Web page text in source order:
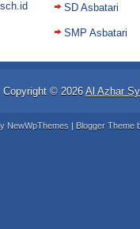
SD Asbatari
SMP Asbatari
Copyright © 2026 Al Azhar
NewWpThemes | Blogger Theme